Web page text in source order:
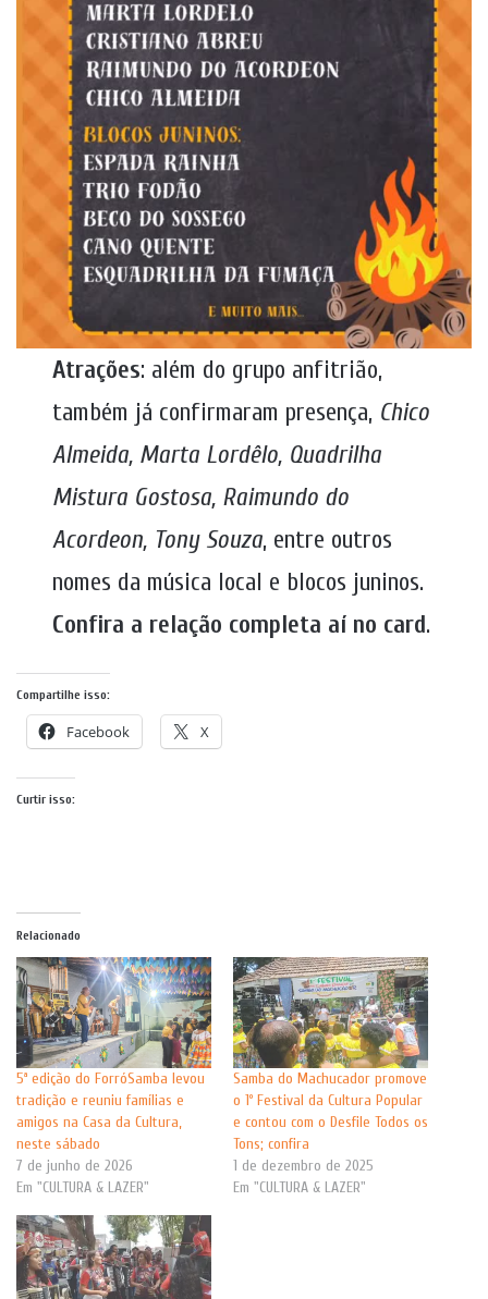
Atrações: além do grupo anfitrião,
também já confirmaram presença, Chico
Almeida, Marta Lordêlo, Quadrilha
Mistura Gostosa, Raimundo do
Acordeon, Tony Souza, entre outros
nomes da música local e blocos juninos.
Confira a relação completa aí no card.
Compartilhe isso:
Facebook X
Curtir isso:
Relacionado
5ª edição do ForróSamba levou
tradição e reuniu famílias e
amigos na Casa da Cultura,
neste sábado
7 de junho de 2026
Em "CULTURA & LAZER"
Samba do Machucador promove
o 1º Festival da Cultura Popular
e contou com o Desfile Todos os
Tons; confira
1 de dezembro de 2025
Em "CULTURA & LAZER"